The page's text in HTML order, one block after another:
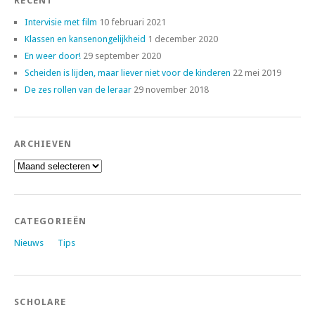
Intervisie met film 10 februari 2021
Klassen en kansenongelijkheid 1 december 2020
En weer door! 29 september 2020
Scheiden is lijden, maar liever niet voor de kinderen 22 mei 2019
De zes rollen van de leraar 29 november 2018
ARCHIEVEN
Archieven
CATEGORIEËN
Nieuws Tips
SCHOLARE